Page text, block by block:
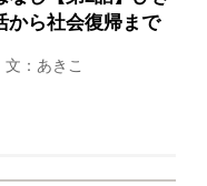
から社会復帰まで
文：あきこ